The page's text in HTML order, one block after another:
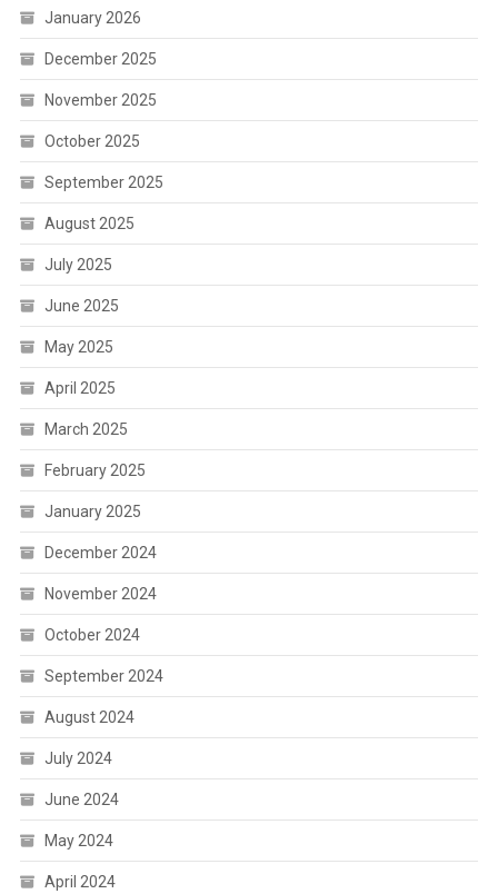
January 2026
December 2025
November 2025
October 2025
September 2025
August 2025
July 2025
June 2025
May 2025
April 2025
March 2025
February 2025
January 2025
December 2024
November 2024
October 2024
September 2024
August 2024
July 2024
June 2024
May 2024
April 2024